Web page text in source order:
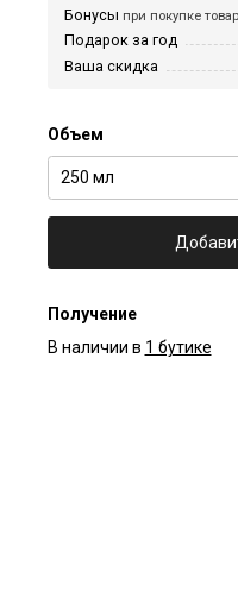
Бонусы при покупке
Подарок за год
Ваша скидка
Объем
250 мл
Получение
В наличии в 1 бутике